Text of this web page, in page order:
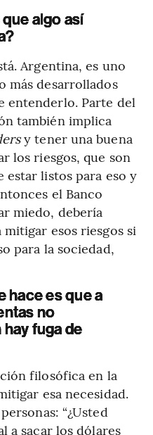
algo así
Argentina, es uno
más desarrollados
entenderlo. Parte del
también implica
y tener una buena
los riesgos, que son
estar listos para eso y
el Banco
miedo, debería
esos riesgos si
para la sociedad,
hace es que a
no
fuga de
filosófica en la
esa necesidad.
“¿Usted
a sacar los dólares